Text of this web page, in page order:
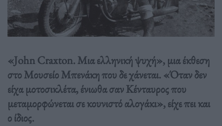
«John Craxton. Mια ελληνική ψυχή», μια έκθεση
στο Μουσείο Μπενάκη που δε χάνεται. «Όταν δεν
είχα μοτοσικλέτα, ένιωθα σαν Κένταυρος που
μεταμορφώνεται σε κουνιστό αλογάκι», είχε πει και
ο ίδιος.